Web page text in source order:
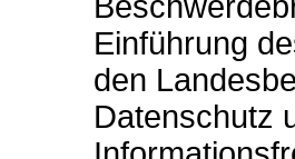
Einführung
den
Datenschutz